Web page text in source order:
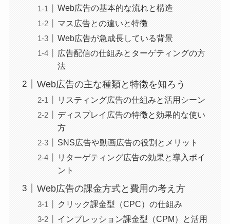
Web広告の基本的な流れと構造
マス広告との違いと特徴
Web広告が急成長している背景
広告配信の仕組みとターゲティングの方
法
Web広告の主な種類と特徴を知ろう
リスティング広告の仕組みと活用シーン
ディスプレイ広告の特徴と効果的な使い
方
SNS広告や動画広告の役割とメリット
リターゲティング広告の効果と導入ポイ
ント
Web広告の課金方式と費用の考え方
クリック課金型（CPC）の仕組み
インプレッション課金型（CPM）と活用